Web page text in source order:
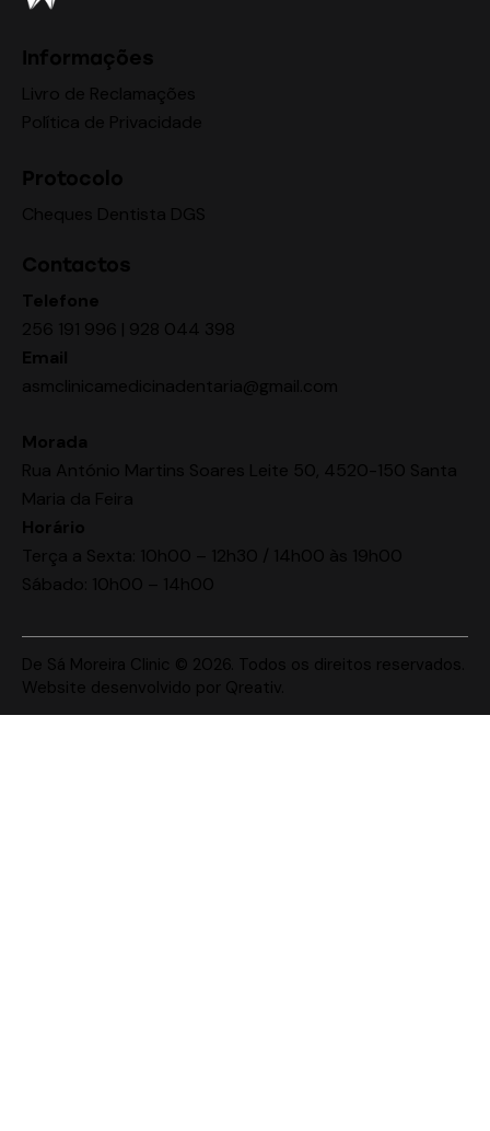
Informações
Livro de Reclamações
Política de Privacidade
Protocolo
Cheques Dentista DGS
Contactos
Telefone
256 191 996 | 928 044 398
Email
asmclinicamedicinadentaria@gmail.com
Morada
Rua António Martins Soares Leite 50, 4520-150 Santa
Maria da Feira
Horário
Terça a Sexta: 10h00 – 12h30 / 14h00 às 19h00
Sábado: 10h00 – 14h00
De Sá Moreira Clinic © 2026. Todos os direitos reservados.
Website desenvolvido por Qreativ